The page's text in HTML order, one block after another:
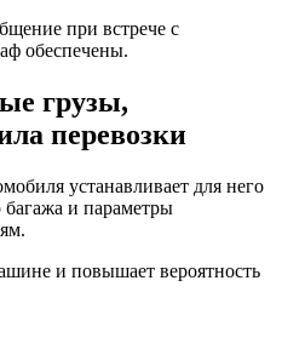
при встрече с
обеспечены.
грузы,
перевозки
устанавливает для него
багажа и параметры
и повышает вероятность